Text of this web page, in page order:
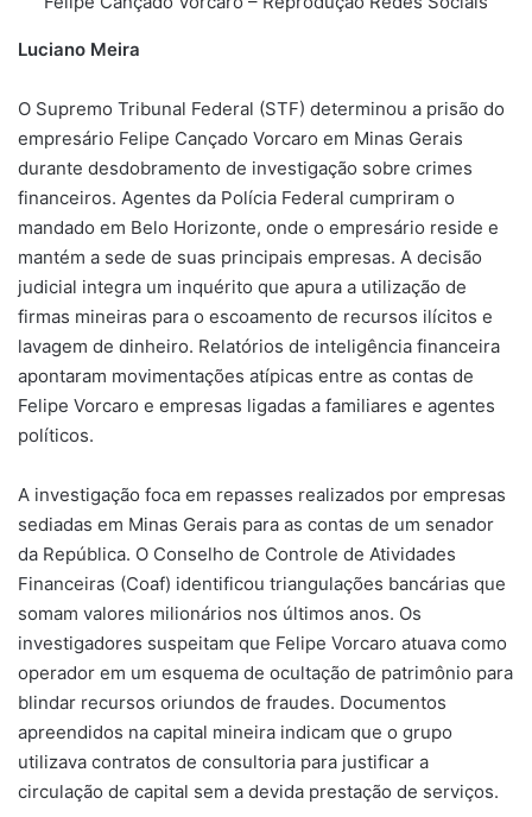
Luciano Meira
O Supremo Tribunal Federal (STF) determinou a prisão do
empresário Felipe Cançado Vorcaro em Minas Gerais
durante desdobramento de investigação sobre crimes
financeiros. Agentes da Polícia Federal cumpriram o
mandado em Belo Horizonte, onde o empresário reside e
mantém a sede de suas principais empresas. A decisão
judicial integra um inquérito que apura a utilização de
firmas mineiras para o escoamento de recursos ilícitos e
lavagem de dinheiro. Relatórios de inteligência financeira
apontaram movimentações atípicas entre as contas de
Felipe Vorcaro e empresas ligadas a familiares e agentes
políticos.
A investigação foca em repasses realizados por empresas
sediadas em Minas Gerais para as contas de um senador
da República. O Conselho de Controle de Atividades
Financeiras (Coaf) identificou triangulações bancárias que
somam valores milionários nos últimos anos. Os
investigadores suspeitam que Felipe Vorcaro atuava como
operador em um esquema de ocultação de patrimônio para
blindar recursos oriundos de fraudes. Documentos
apreendidos na capital mineira indicam que o grupo
utilizava contratos de consultoria para justificar a
circulação de capital sem a devida prestação de serviços.